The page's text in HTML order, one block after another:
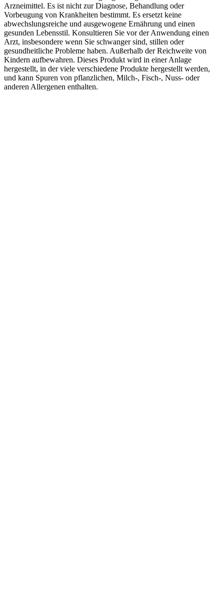
Arzneimittel. Es ist nicht zur Diagnose, Behandlung oder
Vorbeugung von Krankheiten bestimmt. Es ersetzt keine
abwechslungsreiche und ausgewogene Ernährung und einen
gesunden Lebensstil. Konsultieren Sie vor der Anwendung einen
Arzt, insbesondere wenn Sie schwanger sind, stillen oder
gesundheitliche Probleme haben. Außerhalb der Reichweite von
Kindern aufbewahren. Dieses Produkt wird in einer Anlage
hergestellt, in der viele verschiedene Produkte hergestellt werden,
und kann Spuren von pflanzlichen, Milch-, Fisch-, Nuss- oder
anderen Allergenen enthalten.